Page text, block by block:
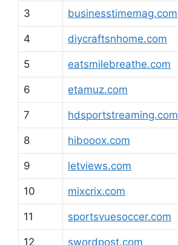
3 businesstimemag.com
4 diycraftsnhome.com
5 eatsmilebreathe.com
6 etamuz.com
7 hdsportstreaming.com
8 hibooox.com
9 letviews.com
10 mixcrix.com
11 sportsvuesoccer.com
12 swordpost.com